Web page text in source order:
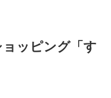
ッピング「す